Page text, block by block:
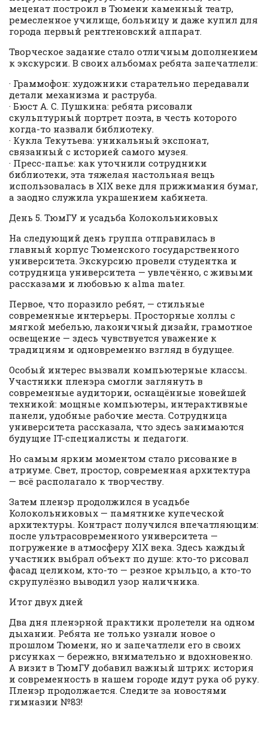
меценат построил в Тюмени каменный театр,
ремесленное училище, больницу и даже купил для
города первый рентгеновский аппарат.
Творческое задание стало отличным дополнением
к экскурсии. В своих альбомах ребята запечатлели:
· Граммофон: художники старательно передавали
детали механизма и раструба.
· Бюст А. С. Пушкина: ребята рисовали
скульптурный портрет поэта, в честь которого
когда-то назвали библиотеку.
· Кукла Текутьева: уникальный экспонат,
связанный с историей самого музея.
· Пресс-папье: как уточнили сотрудники
библиотеки, эта тяжелая настольная вещь
использовалась в XIX веке для прижимания бумаг,
а заодно служила украшением кабинета.
День 5. ТюмГУ и усадьба Колокольниковых
На следующий день группа отправилась в
главный корпус Тюменского государственного
университета. Экскурсию провели студентка и
сотрудница университета — увлечённо, с живыми
рассказами и любовью к alma mater.
Первое, что поразило ребят, — стильные
современные интерьеры. Просторные холлы с
мягкой мебелью, лаконичный дизайн, грамотное
освещение — здесь чувствуется уважение к
традициям и одновременно взгляд в будущее.
Особый интерес вызвали компьютерные классы.
Участники пленэра смогли заглянуть в
современные аудитории, оснащённые новейшей
техникой: мощные компьютеры, интерактивные
панели, удобные рабочие места. Сотрудница
университета рассказала, что здесь занимаются
будущие IT-специалисты и педагоги.
Но самым ярким моментом стало рисование в
атриуме. Свет, простор, современная архитектура
— всё располагало к творчеству.
Затем пленэр продолжился в усадьбе
Колокольниковых — памятнике купеческой
архитектуры. Контраст получился впечатляющим:
после ультрасовременного университета —
погружение в атмосферу XIX века. Здесь каждый
участник выбрал объект по душе: кто-то рисовал
фасад целиком, кто-то — резное крыльцо, а кто-то
скрупулёзно выводил узор наличника.
Итог двух дней
Два дня пленэрной практики пролетели на одном
дыхании. Ребята не только узнали новое о
прошлом Тюмени, но и запечатлели его в своих
рисунках — бережно, внимательно и вдохновенно.
А визит в ТюмГУ добавил важный штрих: история
и современность в нашем городе идут рука об руку.
Пленэр продолжается. Следите за новостями
гимназии №83!